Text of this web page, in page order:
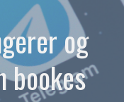
og
bookes